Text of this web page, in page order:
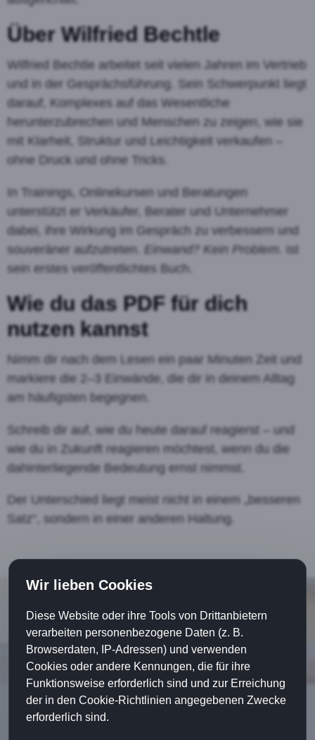
Über Wilfried Bechtle
Wilfried Bechtle arbeitet seit vielen Jahren im Vertrieb
und in der Gesprächsführung. Sein Schwerpunkt liegt
darauf, Komplexes auf das Wesentliche
herunterzubrechen und Menschen zu zeigen, wie sie
mit Klarheit, Struktur und Leichtigkeit verkaufen –
ohne Druck und ohne Tricks.
In Trainings, Onlinekursen und Beratungen
unterstützt er Verkäufer, Berater und Unternehmer
dabei, ihre Wirkung im Gespräch zu verbessern und
souveräner aufzutreten. Einwand? Kein Problem. ist
sein erstes veröffentlichtes Buch.
Wie du das PDF für dich
nutzen kannst
Nimm dir nach dem Lesen ein paar Minuten Zeit und
markiere die 2–3 Einwände, die dir in deinem Alltag
am häufigsten begegnen.
Schreib dir auf, wie du heute darauf reagierst – und
wie du in Zukunft reagieren möchtest, wenn du die
dahinterliegende Bedeutung ernst nimmst.
Der Unterschied liegt meist nicht in einem „besseren
Satz“, sondern in einer anderen Haltung.
Wir lieben Cookies
Diese Website oder ihre Tools von Drittanbietern
verarbeiten personenbezogene Daten (z. B.
Browserdaten, IP-Adressen) und verwenden
Cookies oder andere Kennungen, die für ihre
Funktionsweise erforderlich sind und zur Erreichung
der in den Cookie-Richtlinien angegebenen Zwecke
erforderlich sind.